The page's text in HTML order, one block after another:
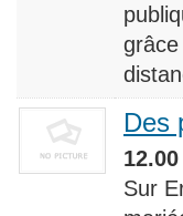
Des
Sur